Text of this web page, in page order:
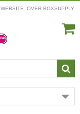
WEBSITE OVER BOXSUPPLY